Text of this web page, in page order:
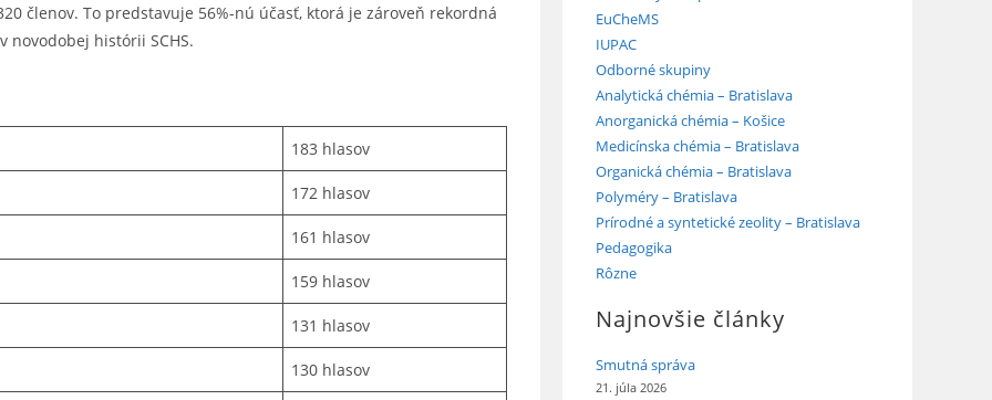
členov. To predstavuje 56%-nú účasť, ktorá je zároveň rekordná
novodobej histórii SCHS.
183 hlasov
172 hlasov
161 hlasov
159 hlasov
131 hlasov
130 hlasov
EuCheMS
IUPAC
Odborné skupiny
Analytická chémia – Bratislava
Anorganická chémia – Košice
Medicínska chémia – Bratislava
Organická chémia – Bratislava
Polyméry – Bratislava
Prírodné a syntetické zeolity – Bratislava
Pedagogika
Rôzne
Najnovšie články
Smutná správa
21. júla 2026